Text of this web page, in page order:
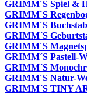
GRIMM´S Spiel &
GRIMM`S
GRIMM´S
GRIMM´S
GRIMM´S
GRIMM´S Pastell-
GRIMM´S
GRIMM´S Natur-
GRIMM´S TINY